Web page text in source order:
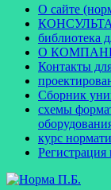
О сайте
библиотека
О
Контакты
Сборник
схемы
курс
Регистрация